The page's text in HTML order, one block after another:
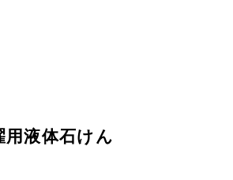
用液体石けん